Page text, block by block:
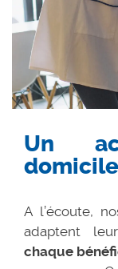
Un
A l’écoute,
adaptent
chaque